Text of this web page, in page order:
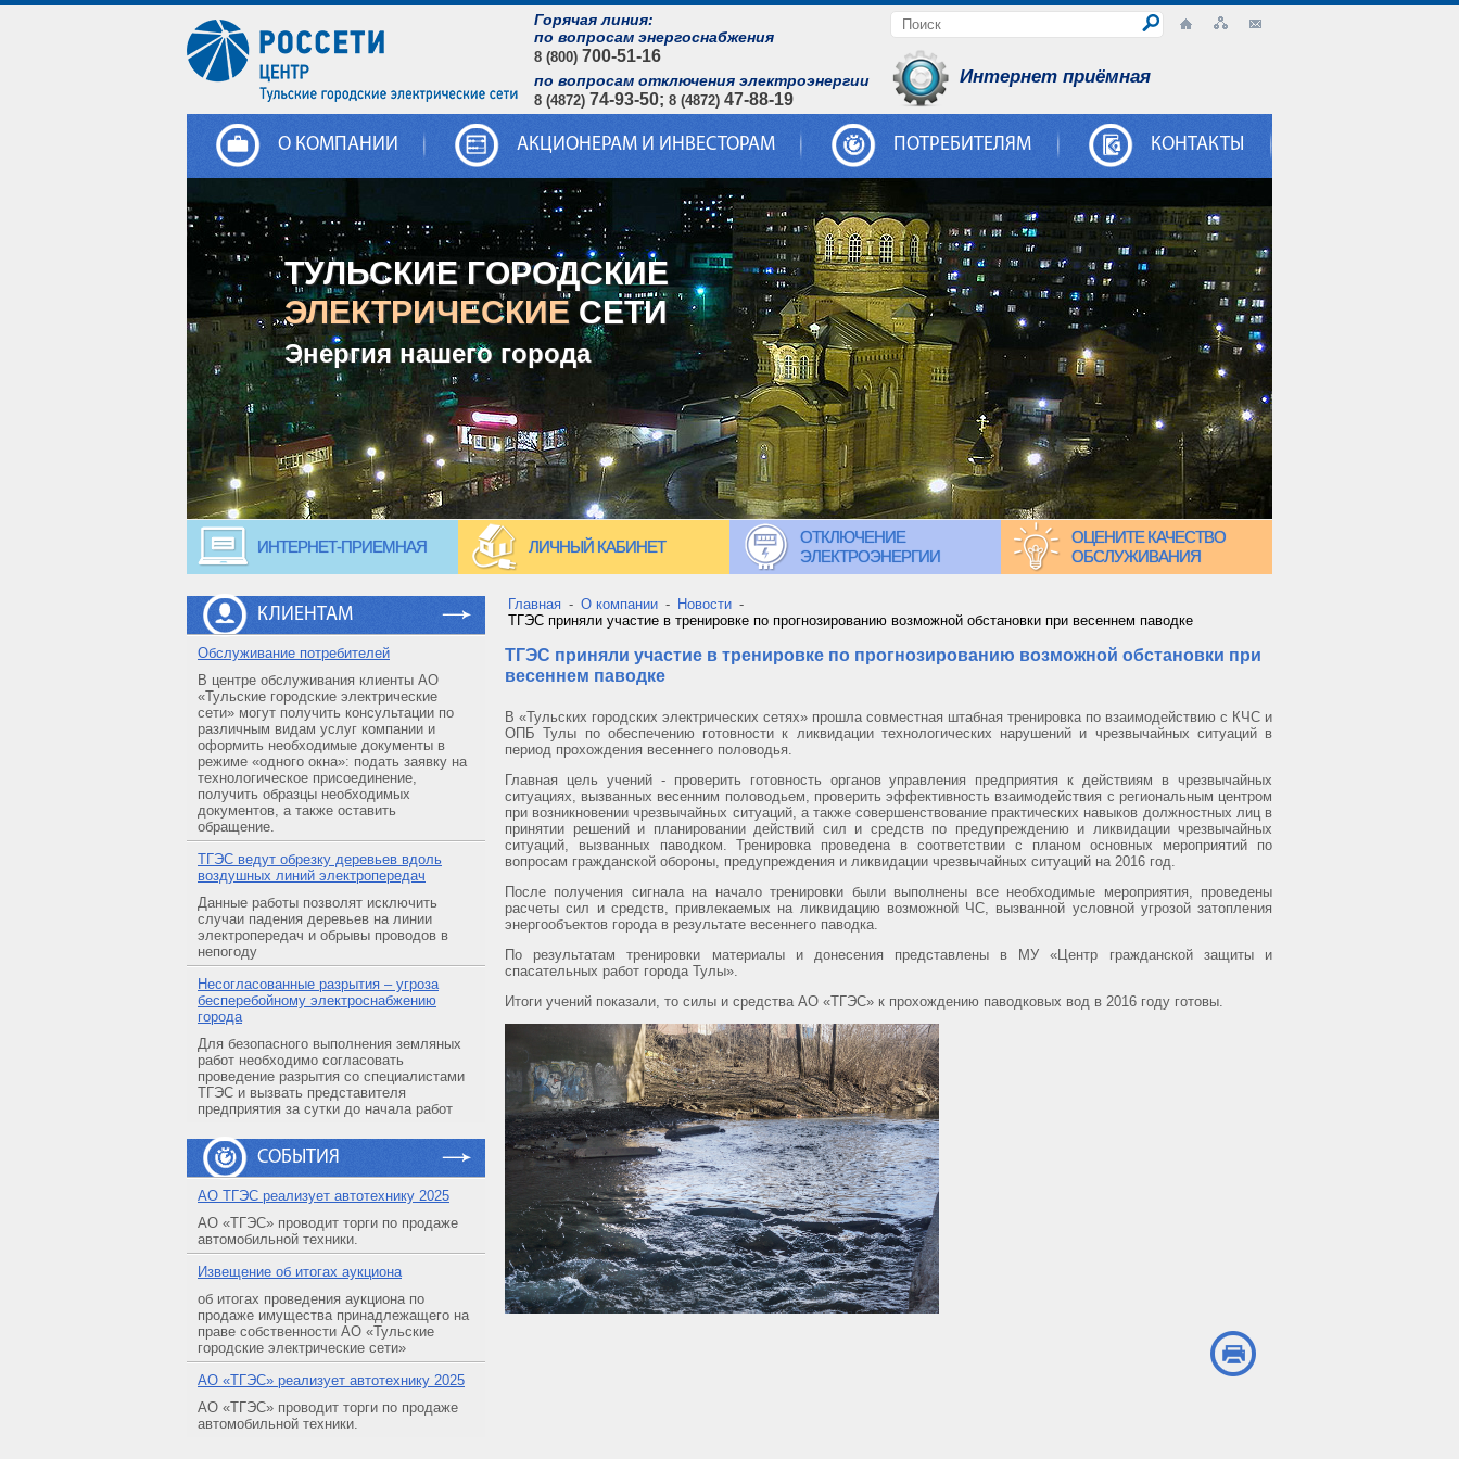
Горячая линия:
по вопросам энергоснабжения
8 (800) 700-51-16
по вопросам отключения электроэнергии
8 (4872) 74-93-50; 8 (4872) 47-88-19
Интернет приёмная
О КОМПАНИИ АКЦИОНЕРАМ И ИНВЕСТОРАМ ПОТРЕБИТЕЛЯМ КОНТАКТЫ
ТУЛЬСКИЕ ГОРОДСКИЕ
ЭЛЕКТРИЧЕСКИЕ СЕТИ
Энергия нашего города
ИНТЕРНЕТ-ПРИЕМНАЯ ЛИЧНЫЙ КАБИНЕТ
ОТКЛЮЧЕНИЕ
ЭЛЕКТРОЭНЕРГИИ
ОЦЕНИТЕ КАЧЕСТВО
ОБСЛУЖИВАНИЯ
КЛИЕНТАМ
Обслуживание потребителей
В центре обслуживания клиенты АО
«Тульские городские электрические
сети» могут получить консультации по
различным видам услуг компании и
оформить необходимые документы в
режиме «одного окна»: подать заявку на
технологическое присоединение,
получить образцы необходимых
документов, а также оставить
обращение.
ТГЭС ведут обрезку деревьев вдоль
воздушных линий электропередач
Данные работы позволят исключить
случаи падения деревьев на линии
электропередач и обрывы проводов в
непогоду
Несогласованные разрытия – угроза
бесперебойному электроснабжению
города
Для безопасного выполнения земляных
работ необходимо согласовать
проведение разрытия со специалистами
ТГЭС и вызвать представителя
предприятия за сутки до начала работ
СОБЫТИЯ
АO ТГЭС реализует автотехнику 2025
АО «ТГЭС» проводит торги по продаже
автомобильной техники.
Извещение об итогах аукциона
об итогах проведения аукциона по
продаже имущества принадлежащего на
праве собственности АО «Тульские
городские электрические сети»
АO «ТГЭС» реализует автотехнику 2025
АО «ТГЭС» проводит торги по продаже
автомобильной техники.
Главная - О компании - Новости -
ТГЭС приняли участие в тренировке по прогнозированию возможной обстановки при весеннем паводке
ТГЭС приняли участие в тренировке по прогнозированию возможной обстановки при
весеннем паводке
В «Тульских городских электрических сетях» прошла совместная штабная тренировка по взаимодействию с КЧС и
ОПБ Тулы по обеспечению готовности к ликвидации технологических нарушений и чрезвычайных ситуаций в
период прохождения весеннего половодья.
Главная цель учений - проверить готовность органов управления предприятия к действиям в чрезвычайных
ситуациях, вызванных весенним половодьем, проверить эффективность взаимодействия с региональным центром
при возникновении чрезвычайных ситуаций, а также совершенствование практических навыков должностных лиц в
принятии решений и планировании действий сил и средств по предупреждению и ликвидации чрезвычайных
ситуаций, вызванных паводком. Тренировка проведена в соответствии с планом основных мероприятий по
вопросам гражданской обороны, предупреждения и ликвидации чрезвычайных ситуаций на 2016 год.
После получения сигнала на начало тренировки были выполнены все необходимые мероприятия, проведены
расчеты сил и средств, привлекаемых на ликвидацию возможной ЧС, вызванной условной угрозой затопления
энергообъектов города в результате весеннего паводка.
По результатам тренировки материалы и донесения представлены в МУ «Центр гражданской защиты и
спасательных работ города Тулы».
Итоги учений показали, то силы и средства АО «ТГЭС» к прохождению паводковых вод в 2016 году готовы.